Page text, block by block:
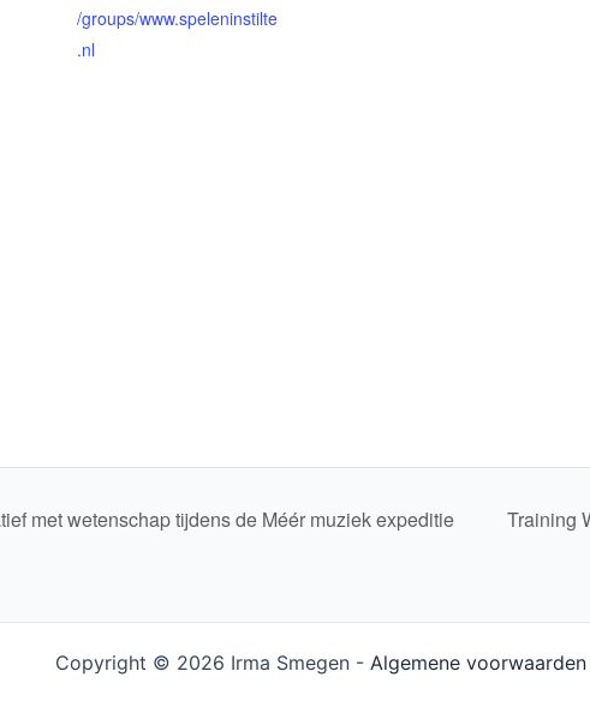
/groups/www.speleninstilte
.nl
met wetenschap tijdens de Méér muziek expeditie Training
Copyright © 2026 Irma Smegen - Algemene voorwaarden